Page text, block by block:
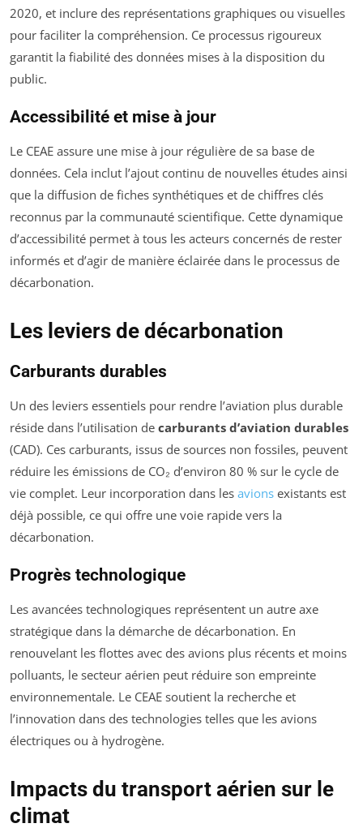
2020, et inclure des représentations graphiques ou visuelles
pour faciliter la compréhension. Ce processus rigoureux
garantit la fiabilité des données mises à la disposition du
public.
Accessibilité et mise à jour
Le CEAE assure une mise à jour régulière de sa base de
données. Cela inclut l’ajout continu de nouvelles études ainsi
que la diffusion de fiches synthétiques et de chiffres clés
reconnus par la communauté scientifique. Cette dynamique
d’accessibilité permet à tous les acteurs concernés de rester
informés et d’agir de manière éclairée dans le processus de
décarbonation.
Les leviers de décarbonation
Carburants durables
Un des leviers essentiels pour rendre l’aviation plus durable
réside dans l’utilisation de carburants d’aviation durables
(CAD). Ces carburants, issus de sources non fossiles, peuvent
réduire les émissions de CO₂ d’environ 80 % sur le cycle de
vie complet. Leur incorporation dans les avions existants est
déjà possible, ce qui offre une voie rapide vers la
décarbonation.
Progrès technologique
Les avancées technologiques représentent un autre axe
stratégique dans la démarche de décarbonation. En
renouvelant les flottes avec des avions plus récents et moins
polluants, le secteur aérien peut réduire son empreinte
environnementale. Le CEAE soutient la recherche et
l’innovation dans des technologies telles que les avions
électriques ou à hydrogène.
Impacts du transport aérien sur le
climat